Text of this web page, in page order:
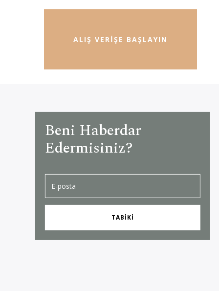
ALIŞ VERIŞE BAŞLAYIN
Beni Haberdar
Edermisiniz?
TABIKI